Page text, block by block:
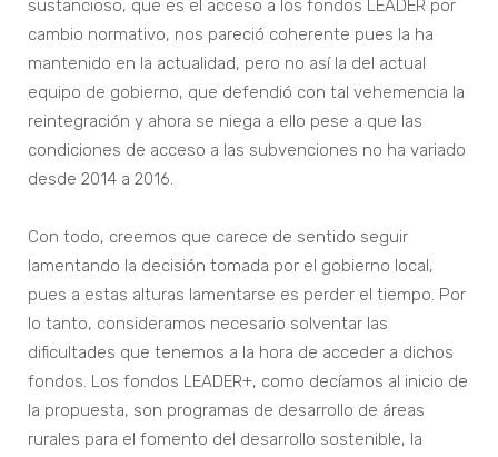
sustancioso, que es el acceso a los fondos LEADER por
cambio normativo, nos pareció coherente pues la ha
mantenido en la actualidad, pero no así la del actual
equipo de gobierno, que defendió con tal vehemencia la
reintegración y ahora se niega a ello pese a que las
condiciones de acceso a las subvenciones no ha variado
desde 2014 a 2016.
Con todo, creemos que carece de sentido seguir
lamentando la decisión tomada por el gobierno local,
pues a estas alturas lamentarse es perder el tiempo. Por
lo tanto, consideramos necesario solventar las
dificultades que tenemos a la hora de acceder a dichos
fondos. Los fondos LEADER+, como decíamos al inicio de
la propuesta, son programas de desarrollo de áreas
rurales para el fomento del desarrollo sostenible, la